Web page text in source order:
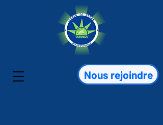
Nous rejoindre